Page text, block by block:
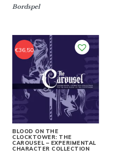
Bordspel
BLOOD ON THE
CLOCKTOWER: THE
CAROUSEL – EXPERIMENTAL
CHARACTER COLLECTION
€36,50